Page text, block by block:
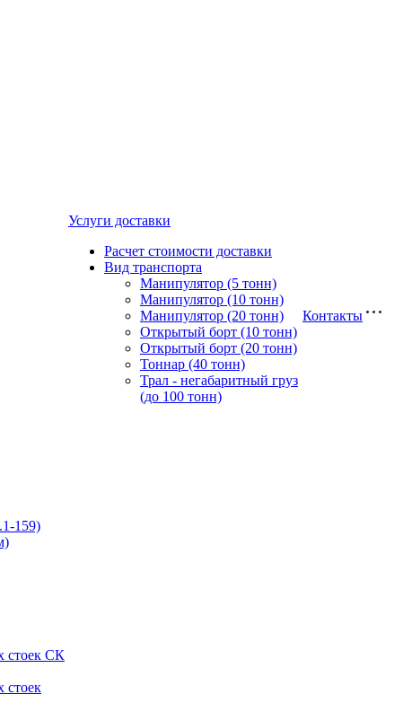
159)
стоек СК
стоек
Услуги доставки
Расчет стоимости доставки
Вид транспорта
Манипулятор (5 тонн)
Манипулятор (10 тонн)
Манипулятор (20 тонн)
Открытый борт (10 тонн)
Открытый борт (20 тонн)
Тоннар (40 тонн)
Трал - негабаритный груз
(до 100 тонн)
Контакты